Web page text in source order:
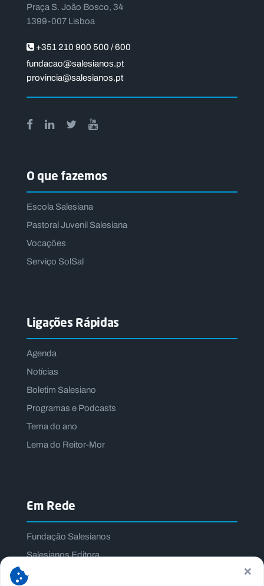
Praça S. João Bosco, 34
1399-007 Lisboa
+351 210 900 500 / 600
fundacao@salesianos.pt
provincia@salesianos.pt
O que fazemos
Escola Salesiana
Pastoral Juvenil Salesiana
Vocações
Serviço SolSal
Ligações Rápidas
Agenda
Notícias
Boletim Salesiano
Programas e Podcasts
Tema do ano
Lema do Reitor-Mor
Em Rede
Fundação Salesianos
Salesianos Editora
Família Salesiana
×